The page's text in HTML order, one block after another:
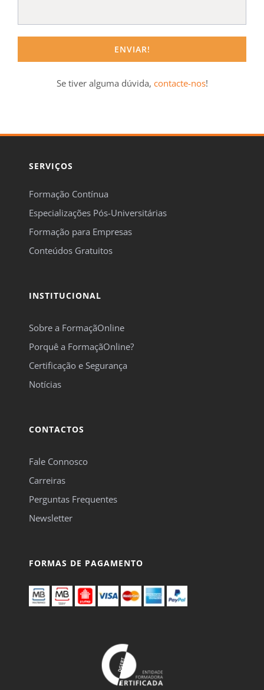
Se tiver alguma dúvida, contacte-nos!
SERVIÇOS
Formação Contínua
Especializações Pós-Universitárias
Formação para Empresas
Conteúdos Gratuitos
INSTITUCIONAL
Sobre a FormaçãOnline
Porquê a FormaçãOnline?
Certificação e Segurança
Notícias
CONTACTOS
Fale Connosco
Carreiras
Perguntas Frequentes
Newsletter
FORMAS DE PAGAMENTO